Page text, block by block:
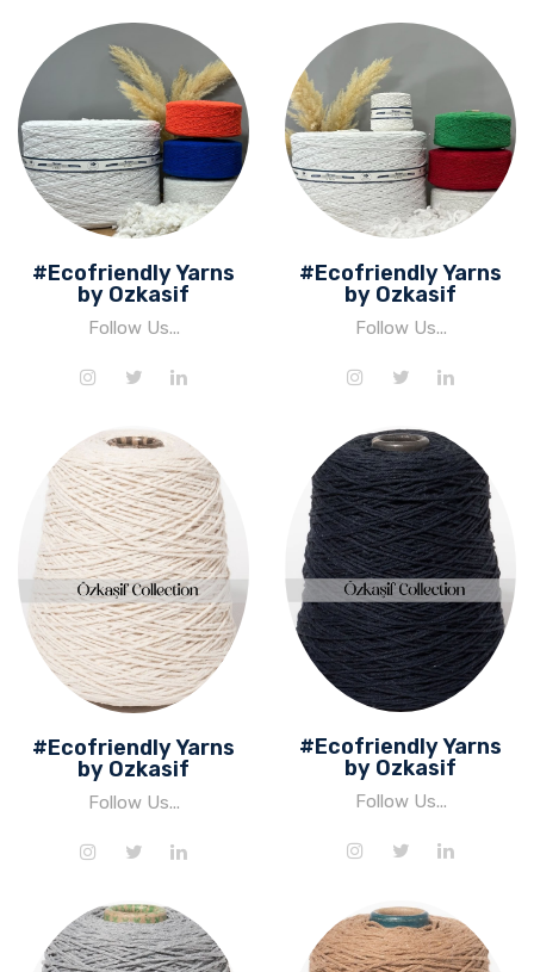
#Ecofriendly Yarns
by Ozkasif
Follow Us...
#Ecofriendly Yarns
by Ozkasif
Follow Us...
#Ecofriendly Yarns
by Ozkasif
Follow Us...
#Ecofriendly Yarns
by Ozkasif
Follow Us...